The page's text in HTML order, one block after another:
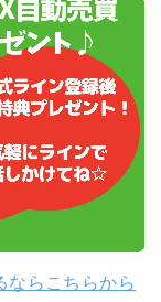
ならこちらから